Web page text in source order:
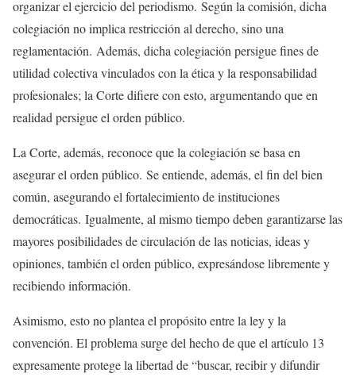
organizar el ejercicio del periodismo. Según la comisión, dicha
colegiación no implica restricción al derecho, sino una
reglamentación. Además, dicha colegiación persigue fines de
utilidad colectiva vinculados con la ética y la responsabilidad
profesionales; la Corte difiere con esto, argumentando que en
realidad persigue el orden público.
La Corte, además, reconoce que la colegiación se basa en
asegurar el orden público. Se entiende, además, el fin del bien
común, asegurando el fortalecimiento de instituciones
democráticas. Igualmente, al mismo tiempo deben garantizarse las
mayores posibilidades de circulación de las noticias, ideas y
opiniones, también el orden público, expresándose libremente y
recibiendo información.
Asimismo, esto no plantea el propósito entre la ley y la
convención. El problema surge del hecho de que el artículo 13
expresamente protege la libertad de “buscar, recibir y difundir